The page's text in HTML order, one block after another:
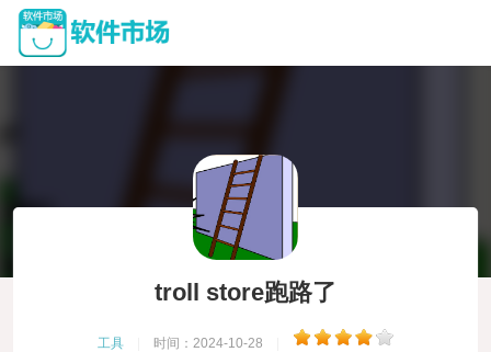
troll store跑路了
工具 时间：2024-10-28